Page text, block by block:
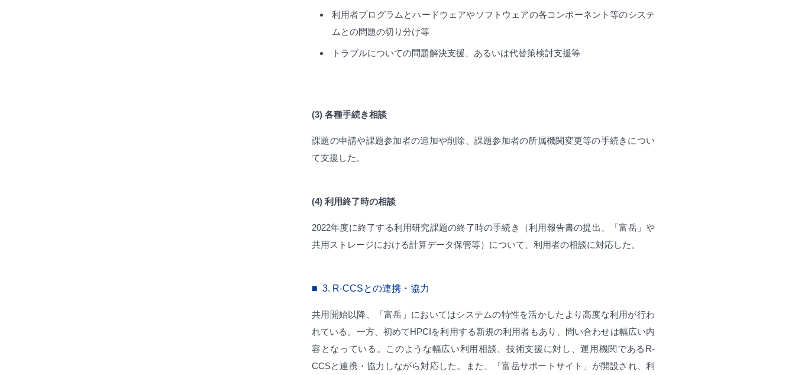
利用者プログラムとハードウェアやソフトウェアの各コンポーネント等のシステ
ムとの問題の切り分け等
トラブルについての問題解決支援、あるいは代替策検討支援等
(3) 各種手続き相談
課題の申請や課題参加者の追加や削除、課題参加者の所属機関変更等の手続きについ
て支援した。
(4) 利用終了時の相談
2022年度に終了する利用研究課題の終了時の手続き（利用報告書の提出、「富岳」や
共用ストレージにおける計算データ保管等）について、利用者の相談に対応した。
3. R-CCSとの連携・協力
共用開始以降、「富岳」においてはシステムの特性を活かしたより高度な利用が行わ
れている。一方、初めてHPCIを利用する新規の利用者もあり、問い合わせは幅広い内
容となっている。このような幅広い利用相談、技術支援に対し、運用機関であるR-
CCSと連携・協力しながら対応した。また、「富岳サポートサイト」が開設され、利